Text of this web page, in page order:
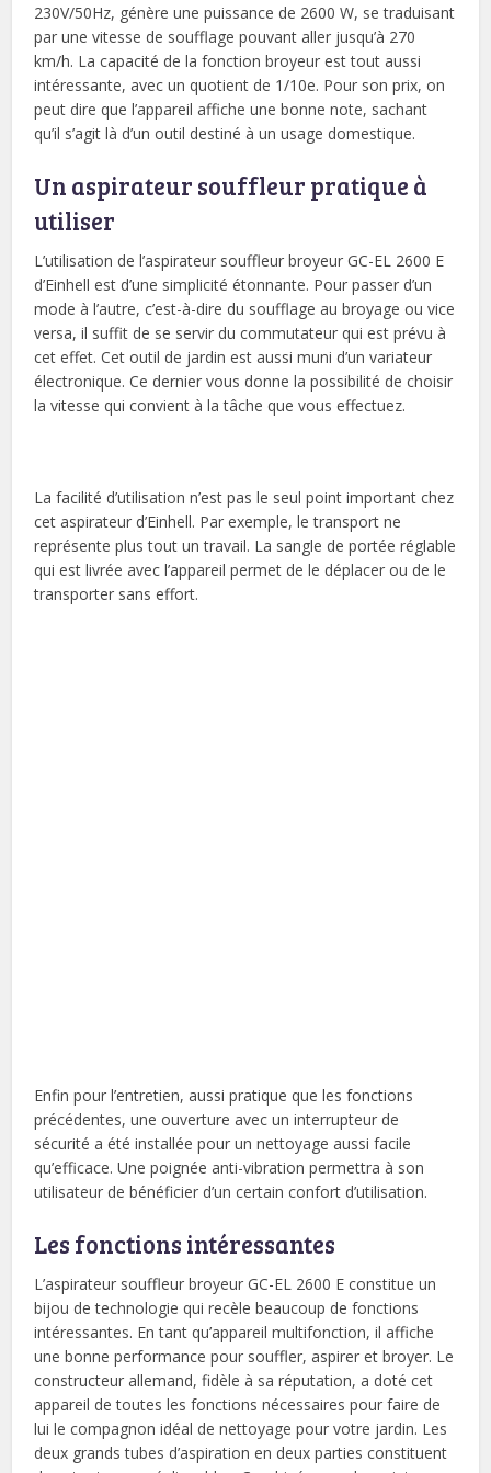
230V/50Hz, génère une puissance de 2600 W, se traduisant
par une vitesse de soufflage pouvant aller jusqu’à 270
km/h. La capacité de la fonction broyeur est tout aussi
intéressante, avec un quotient de 1/10e. Pour son prix, on
peut dire que l’appareil affiche une bonne note, sachant
qu’il s’agit là d’un outil destiné à un usage domestique.
Un aspirateur souffleur pratique à
utiliser
L’utilisation de l’aspirateur souffleur broyeur GC-EL 2600 E
d’Einhell est d’une simplicité étonnante. Pour passer d’un
mode à l’autre, c’est-à-dire du soufflage au broyage ou vice
versa, il suffit de se servir du commutateur qui est prévu à
cet effet. Cet outil de jardin est aussi muni d’un variateur
électronique. Ce dernier vous donne la possibilité de choisir
la vitesse qui convient à la tâche que vous effectuez.
La facilité d’utilisation n’est pas le seul point important chez
cet aspirateur d’Einhell. Par exemple, le transport ne
représente plus tout un travail. La sangle de portée réglable
qui est livrée avec l’appareil permet de le déplacer ou de le
transporter sans effort.
Enfin pour l’entretien, aussi pratique que les fonctions
précédentes, une ouverture avec un interrupteur de
sécurité a été installée pour un nettoyage aussi facile
qu’efficace. Une poignée anti-vibration permettra à son
utilisateur de bénéficier d’un certain confort d’utilisation.
Les fonctions intéressantes
L’aspirateur souffleur broyeur GC-EL 2600 E constitue un
bijou de technologie qui recèle beaucoup de fonctions
intéressantes. En tant qu’appareil multifonction, il affiche
une bonne performance pour souffler, aspirer et broyer. Le
constructeur allemand, fidèle à sa réputation, a doté cet
appareil de toutes les fonctions nécessaires pour faire de
lui le compagnon idéal de nettoyage pour votre jardin. Les
deux grands tubes d’aspiration en deux parties constituent